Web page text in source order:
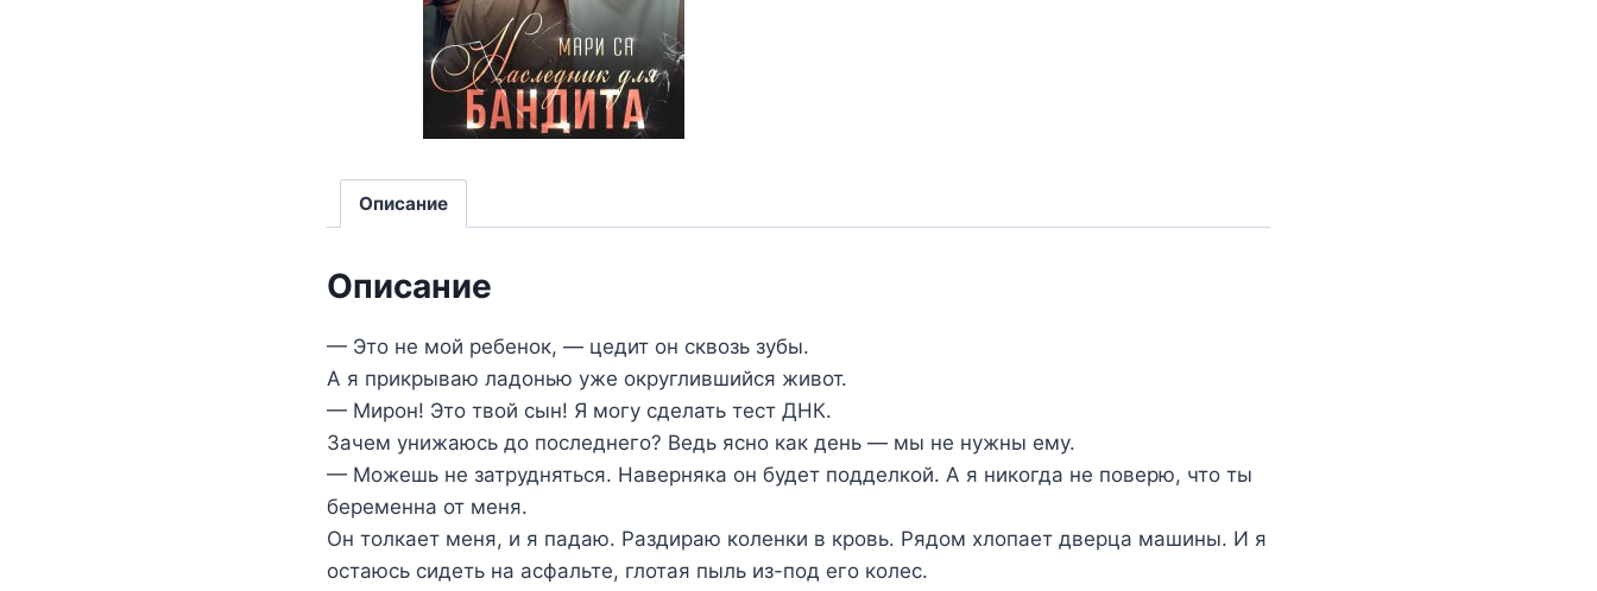
Описание
Описание
— Это не мой ребенок, — цедит он сквозь зубы.
А я прикрываю ладонью уже округлившийся живот.
— Мирон! Это твой сын! Я могу сделать тест ДНК.
Зачем унижаюсь до последнего? Ведь ясно как день — мы не нужны ему.
— Можешь не затрудняться. Наверняка он будет подделкой. А я никогда не поверю, что ты
беременна от меня.
Он толкает меня, и я падаю. Раздираю коленки в кровь. Рядом хлопает дверца машины. И я
остаюсь сидеть на асфальте, глотая пыль из-под его колес.